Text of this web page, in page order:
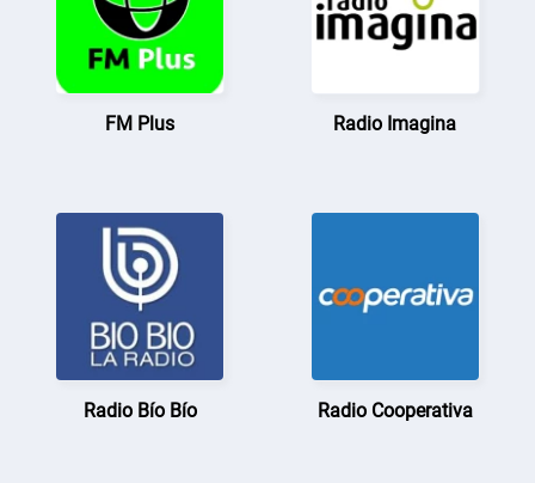
FM Plus Radio Imagina
Radio Bío Bío Radio Cooperativa